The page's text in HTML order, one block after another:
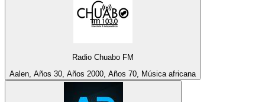
Radio Chuabo FM
Aalen, Años 30, Años 2000, Años 70, Música africana